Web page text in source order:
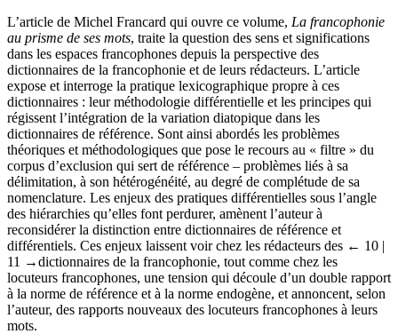
L’article de Michel Francard qui ouvre ce volume, La francophonie
au prisme de ses mots, traite la question des sens et significations
dans les espaces francophones depuis la perspective des
dictionnaires de la francophonie et de leurs rédacteurs. L’article
expose et interroge la pratique lexicographique propre à ces
dictionnaires : leur méthodologie différentielle et les principes qui
régissent l’intégration de la variation diatopique dans les
dictionnaires de référence. Sont ainsi abordés les problèmes
théoriques et méthodologiques que pose le recours au « filtre » du
corpus d’exclusion qui sert de référence – problèmes liés à sa
délimitation, à son hétérogénéité, au degré de complétude de sa
nomenclature. Les enjeux des pratiques différentielles sous l’angle
des hiérarchies qu’elles font perdurer, amènent l’auteur à
reconsidérer la distinction entre dictionnaires de référence et
différentiels. Ces enjeux laissent voir chez les rédacteurs des ← 10 |
11 →dictionnaires de la francophonie, tout comme chez les
locuteurs francophones, une tension qui découle d’un double rapport
à la norme de référence et à la norme endogène, et annoncent, selon
l’auteur, des rapports nouveaux des locuteurs francophones à leurs
mots.